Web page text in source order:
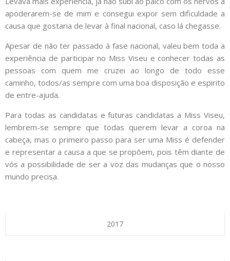
apoderarem-se de mim e consegui expor sem dificuldade a
causa que gostaria de levar à final nacional, caso lá chegasse.
Apesar de não ter passado à fase nacional, valeu bem toda a
experiência de participar no Miss Viseu e conhecer todas as
pessoas com quem me cruzei ao longo de todo esse
caminho, todos/as sempre com uma boa disposição e espirito
de entre-ajuda.
Para todas as candidatas e futuras candidatas a Miss Viseu,
lembrem-se sempre que todas querem levar a coroa na
cabeça, mas o primeiro passo para ser uma Miss é defender
e representar a causa a que se propõem, pois têm diante de
vós a possibilidade de ser a voz das mudanças que o nosso
mundo precisa.
2017